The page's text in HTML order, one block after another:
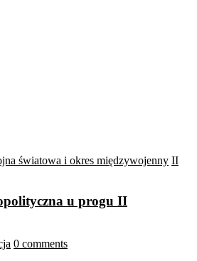
światowa i okres międzywojenny II
u progu II
0 comments